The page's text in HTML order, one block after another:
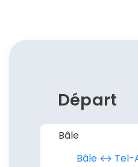
Départ
Bâle
Bâle ↔︎ Tel-